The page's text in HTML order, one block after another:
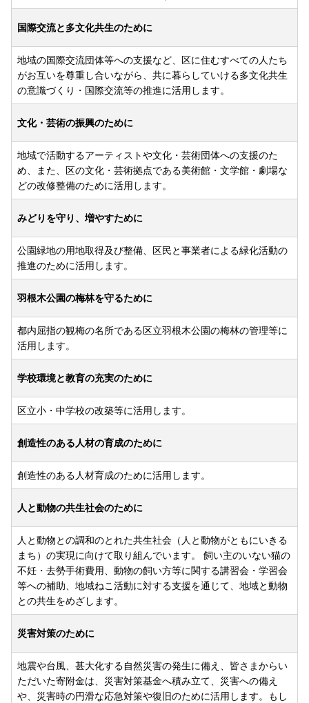
国際交流と多文化共生のために
地域の国際交流団体等への支援など、区に住むすべての人たち
がお互いを尊重し合いながら、共に暮らしていける多文化共生
の意識づくり・国際交流等の推進に活用します。
文化・芸術の振興のために
地域で活動するアーティストや文化・芸術団体への支援のた
め、また、区の文化・芸術拠点である美術館・文学館・劇場な
どの改修整備のために活用します。
みどりを守り、増やすために
公園緑地の用地取得及び整備、区民と事業者による緑化活動の
推進のために活用します。
羽根木公園の梅林を守るために
都内屈指の観梅の名所である区立羽根木公園の梅林の管理等に
活用します。
学校環境と教育の充実のために
区立小・中学校の改築等に活用します。
創造性のある人材の育成のために
創造性のある人材育成のために活用します。
人と動物の共生社会のために
人と動物との調和のとれた共生社会（人と動物がともにいきる
まち）の実現に向けて取り組んでいます。 飼い主のいない猫の
不妊・去勢手術費用、動物の飼い方等に関する講習会・学習会
等への補助、地域ねこ活動に対する支援を通じて、地域と動物
との共生をめざします。
災害対策のために
地震や台風、甚大化する自然災害の発生に備え、皆さまからい
ただいた寄附金は、災害対策基金へ積み立て、災害への備え
や、災害時の円滑な応急対策や復旧のために活用します。もし